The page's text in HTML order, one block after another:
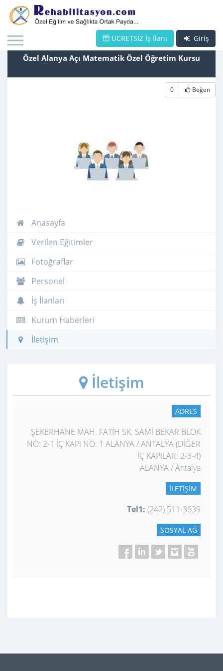
Giriş
ÜCRETSİZ İş İlanı
Özel Alanya Açı Matematik Özel Öğretim Kursu
0 Beğen
Anasayfa
Verilen Eğitimler
Fotoğraflar
Personel
İş İlanları
Kurum Haberleri
İletişim
İletişim
ADRES
ŞEKERHANE MAH. FATİH SK. SAMİ BEKAR BLOK
NO: 2-1 İÇ KAPI NO: 1 ALANYA / ANTALYA (DİĞER
İÇ KAPILAR: 2-3-4)
ALANYA / Antalya
İLETIŞIM
Tel1: (242) 511-3639
SOSYAL AĞ